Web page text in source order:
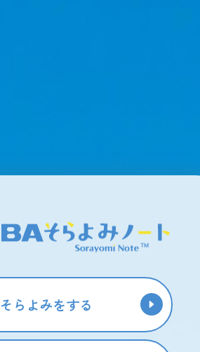
そらよみをする